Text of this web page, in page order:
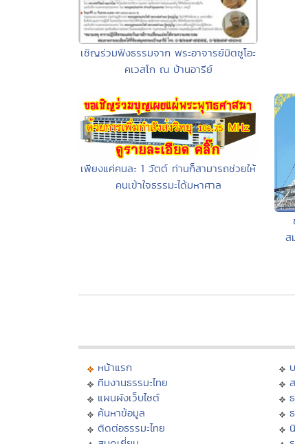
เชิญร่วมฟังธรรมจาก พระอาจารย์มิตซูโอะ
คเวสโก ณ บ้านอารีย์
เพียงแค่คนละ 1 วัตต์ ท่านก็สามารถช่วยให้
คนเข้าใจธรรมะได้มหาศาล
ส
หน้าแรก
ทีมงานธรรมะไทย
แผนผังเว็บไซต์
ค้นหาข้อมูล
ติดต่อธรรมะไทย